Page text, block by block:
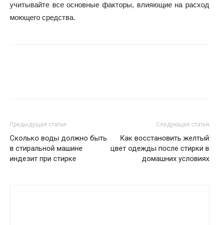
учитывайте все основные факторы, влияющие на расход
моющего средства.
Предыдущая статья
Сколько воды должно быть
в стиральной машине
индезит при стирке
Следующая статья
Как восстановить желтый
цвет одежды после стирки в
домашних условиях